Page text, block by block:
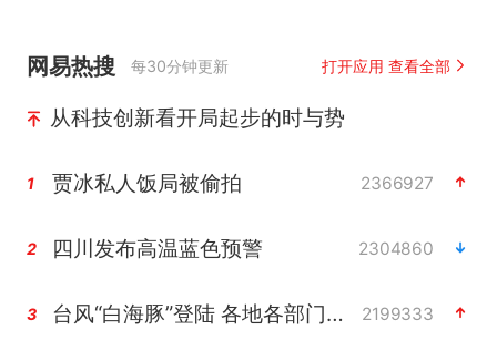
网易热搜 每30分钟更新 打开应用 查看全部
从科技创新看开局起步的时与势
1 贾冰私人饭局被偷拍 2366927
2 四川发布高温蓝色预警 2304860
3 台风“白海豚”登陆 各地各部门全力应对 2199333